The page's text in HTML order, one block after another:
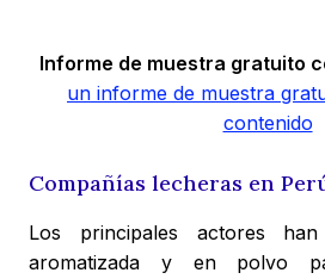
Informe de muestra gratuito
un informe de muestra
contenido
Compañías lecheras en
Los principales actores
aromatizada y en polvo